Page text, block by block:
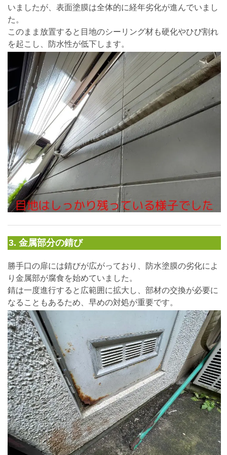
いましたが、表面塗膜は全体的に経年劣化が進んでいまし
た。
このまま放置すると目地のシーリング材も硬化やひび割れ
を起こし、防水性が低下します。
3. 金属部分の錆び
勝手口の扉には錆びが広がっており、防水塗膜の劣化によ
り金属部が腐食を始めていました。
錆は一度進行すると広範囲に拡大し、部材の交換が必要に
なることもあるため、早めの対処が重要です。